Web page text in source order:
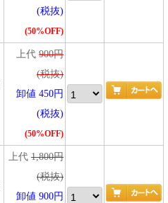
(税抜)
(50%OFF)
上代 900円
(税抜)
卸値 450円
(税抜)
(50%OFF)
上代 1,800円
(税抜)
卸値 900円